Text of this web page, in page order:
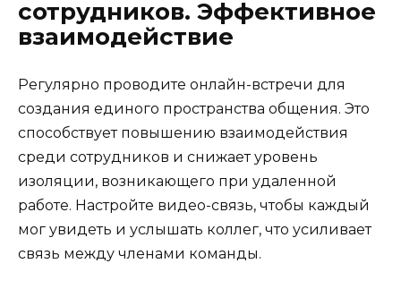
сотрудников. Эффективное
взаимодействие
Регулярно проводите онлайн-встречи для
создания единого пространства общения. Это
способствует повышению взаимодействия
среди сотрудников и снижает уровень
изоляции, возникающего при удаленной
работе. Настройте видео-связь, чтобы каждый
мог увидеть и услышать коллег, что усиливает
связь между членами команды.